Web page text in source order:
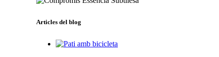
Articles del blog